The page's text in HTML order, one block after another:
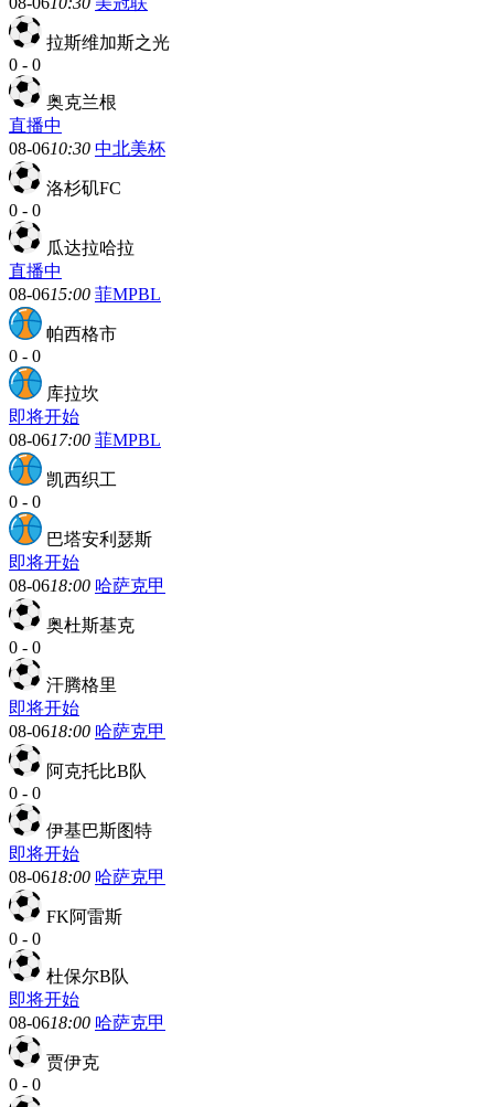
拉斯维加斯之光
0 - 0
奥克兰根
直播中
08-0610:30 中北美杯
洛杉矶FC
0 - 0
瓜达拉哈拉
直播中
08-0615:00 菲MPBL
帕西格市
0 - 0
库拉坎
即将开始
08-0617:00 菲MPBL
凯西织工
0 - 0
巴塔安利瑟斯
即将开始
08-0618:00 哈萨克甲
奥杜斯基克
0 - 0
汗腾格里
即将开始
08-0618:00 哈萨克甲
阿克托比B队
0 - 0
伊基巴斯图特
即将开始
08-0618:00 哈萨克甲
FK阿雷斯
0 - 0
杜保尔B队
即将开始
08-0618:00 哈萨克甲
贾伊克
0 - 0